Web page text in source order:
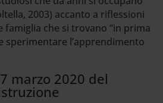
2003) accanto a riflessioni
famiglia che si trovano “in prima
sperimentare l’apprendimento
marzo 2020 del